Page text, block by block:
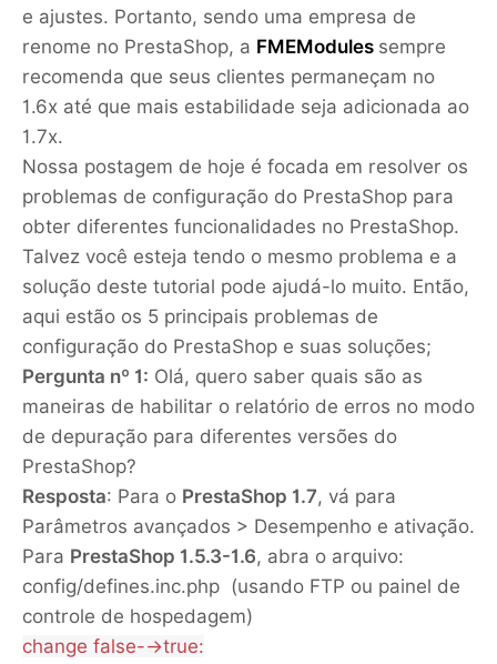
e ajustes. Portanto, sendo uma empresa de
renome no PrestaShop, a FMEModules sempre
recomenda que seus clientes permaneçam no
1.6x até que mais estabilidade seja adicionada ao
1.7x.
Nossa postagem de hoje é focada em resolver os
problemas de configuração do PrestaShop para
obter diferentes funcionalidades no PrestaShop.
Talvez você esteja tendo o mesmo problema e a
solução deste tutorial pode ajudá-lo muito. Então,
aqui estão os 5 principais problemas de
configuração do PrestaShop e suas soluções;
Pergunta nº 1: Olá, quero saber quais são as
maneiras de habilitar o relatório de erros no modo
de depuração para diferentes versões do
PrestaShop?
Resposta: Para o PrestaShop 1.7, vá para
Parâmetros avançados > Desempenho e ativação.
Para PrestaShop 1.5.3-1.6, abra o arquivo:
config/defines.inc.php (usando FTP ou painel de
controle de hospedagem)
change false-->true: